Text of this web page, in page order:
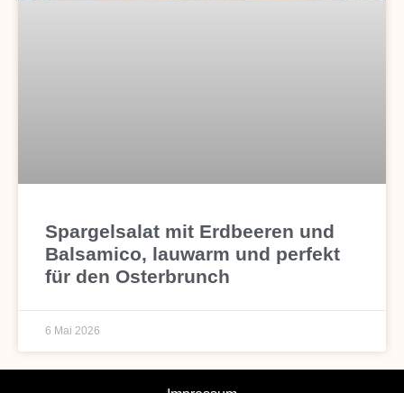
Spargelsalat mit Erdbeeren und
Balsamico, lauwarm und perfekt
für den Osterbrunch
6 Mai 2026